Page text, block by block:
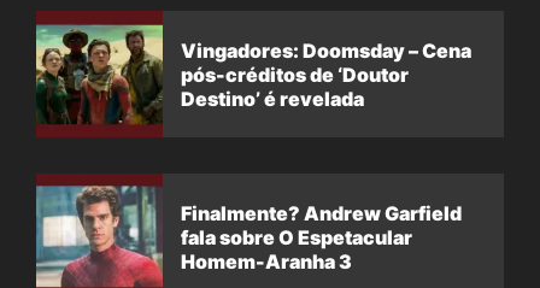
Vingadores: Doomsday – Cena
pós-créditos de ‘Doutor
Destino’ é revelada
Finalmente? Andrew Garfield
fala sobre O Espetacular
Homem-Aranha 3